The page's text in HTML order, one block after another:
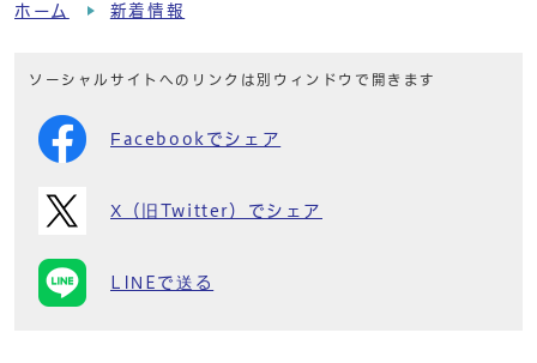
ホーム 新着情報
ソーシャルサイトへのリンクは別ウィンドウで開きます
Facebookでシェア
X（旧Twitter）でシェア
LINEで送る